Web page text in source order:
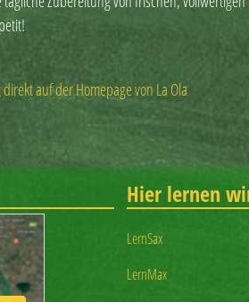
auf der Homepage von La Ola
Hier lernen
LernSax
LernMax